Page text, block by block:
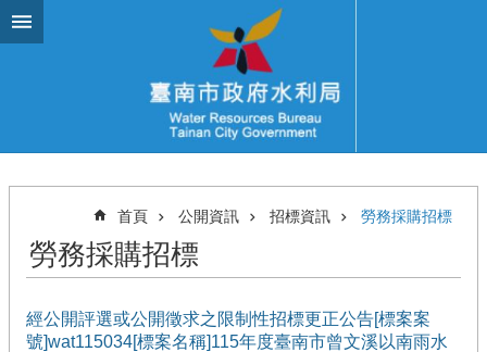
跳到主要內容區塊
首頁 公開資訊 招標資訊 勞務採購招標
勞務採購招標
經公開評選或公開徵求之限制性招標更正公告[標案案
號]wat115034[標案名稱]115年度臺南市曾文溪以南雨水